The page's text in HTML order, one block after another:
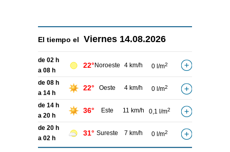
El tiempo el Viernes 14.08.2026
de 02 h
a 08 h
22° Noroeste 4 km/h 0 l/m2
de 08 h
a 14 h
22° Oeste 4 km/h 0 l/m2
de 14 h
a 20 h
36° Este 11 km/h 0,1 l/m2
de 20 h
a 02 h
31° Sureste 7 km/h 0 l/m2